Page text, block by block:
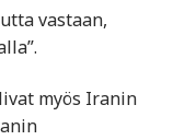
vastaan,
myös Iranin